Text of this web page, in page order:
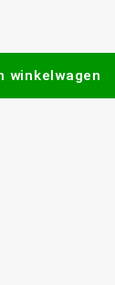
winkelwagen